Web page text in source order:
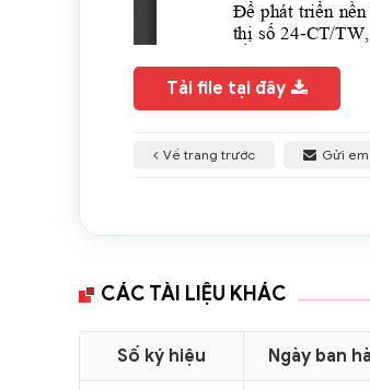
Tải file tại đây
Về trang trước Gửi
CÁC TÀI LIỆU KHÁC
Số ký hiệu Ngày ban